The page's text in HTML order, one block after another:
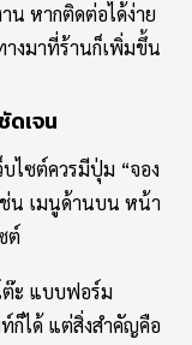
น หากติดต่อได้ง่าย
างมาที่ร้านก็เพิ่มขึ้น
ดเจน
ไซต์ควรมีปุ่ม “จอง
ช่น เมนูด้านบน หน้า
ต์
ต๊ะ แบบฟอร์ม
ก็ได้ แต่สิ่งสำคัญคือ